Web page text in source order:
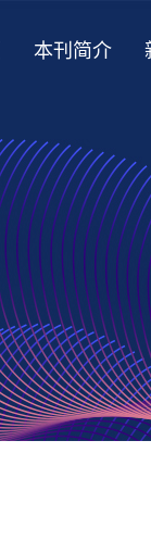
本刊简介